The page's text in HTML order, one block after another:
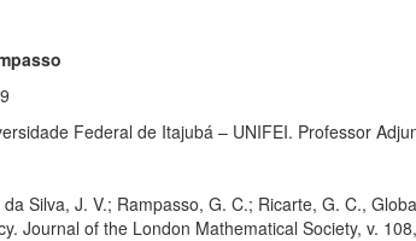
Federal de Itajubá – UNIFEI. Professor
Silva, J. V.; Rampasso, G. C.; Ricarte, G. C.,
Journal of the London Mathematical Society, v.